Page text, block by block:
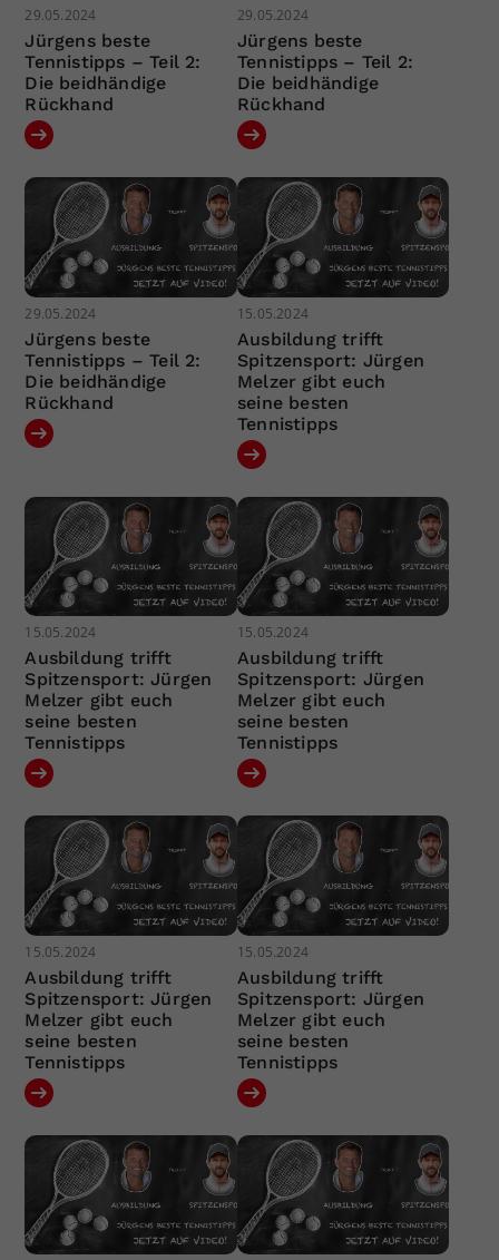
29.05.2024
Jürgens beste
Tennistipps – Teil 2:
Die beidhändige
Rückhand
29.05.2024
Jürgens beste
Tennistipps – Teil 2:
Die beidhändige
Rückhand
29.05.2024
Jürgens beste
Tennistipps – Teil 2:
Die beidhändige
Rückhand
15.05.2024
Ausbildung trifft
Spitzensport: Jürgen
Melzer gibt euch
seine besten
Tennistipps
15.05.2024
Ausbildung trifft
Spitzensport: Jürgen
Melzer gibt euch
seine besten
Tennistipps
15.05.2024
Ausbildung trifft
Spitzensport: Jürgen
Melzer gibt euch
seine besten
Tennistipps
15.05.2024
Ausbildung trifft
Spitzensport: Jürgen
Melzer gibt euch
seine besten
Tennistipps
15.05.2024
Ausbildung trifft
Spitzensport: Jürgen
Melzer gibt euch
seine besten
Tennistipps